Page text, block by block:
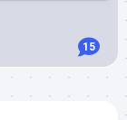
15